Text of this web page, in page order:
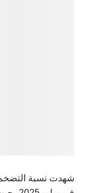
شهدت نسبة التضخم